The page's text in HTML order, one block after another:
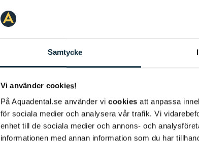
Samtycke
Vi använder cookies!
På Aquadental.se använder vi cookies att anpassa
för sociala medier och analysera vår trafik. Vi
enhet till de sociala medier och annons- och
informationen med annan information som du har